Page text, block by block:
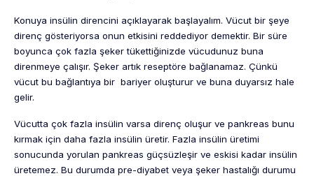
Konuya insülin direncini açıklayarak başlayalım. Vücut bir şeye
direnç gösteriyorsa onun etkisini reddediyor demektir. Bir süre
boyunca çok fazla şeker tükettiğinizde vücudunuz buna
direnmeye çalışır. Şeker artık reseptöre bağlanamaz. Çünkü
vücut bu bağlantıya bir bariyer oluşturur ve buna duyarsız hale
gelir.
Vücutta çok fazla insülin varsa direnç oluşur ve pankreas bunu
kırmak için daha fazla insülin üretir. Fazla insülin üretimi
sonucunda yorulan pankreas güçsüzleşir ve eskisi kadar insülin
üretemez. Bu durumda pre-diyabet veya şeker hastalığı durumu